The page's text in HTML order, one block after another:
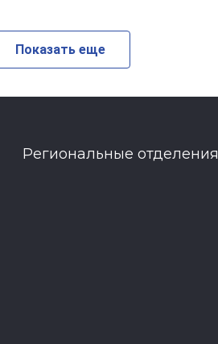
Показать еще
Региональные отделения